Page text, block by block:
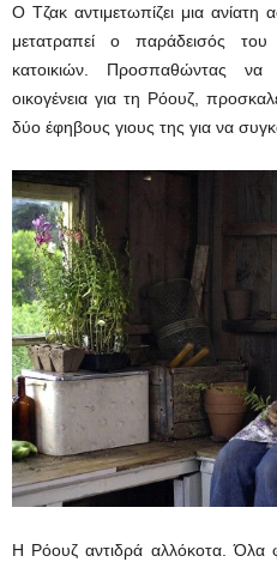
Ο Τζακ αντιμετωπίζει μια ανίατη
μετατραπεί ο παράδεισός
κατοικιών. Προσπαθώντας να
οικογένεια για τη Ρόουζ,
δύο έφηβους γιους της για να
Η Ρόουζ αντιδρά αλλόκοτα. Όλα